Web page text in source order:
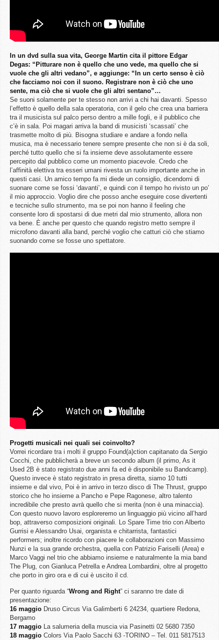
In un dvd sulla sua vita, George Martin cita il pittore Edgar
Degas: “Pitturare non è quello che uno vede, ma quello che si
vuole che gli altri vedano”, e aggiunge: “In un certo senso è ciò
che facciamo noi con il suono. Registrare non è ciò che uno
sente, ma ciò che si vuole che gli altri sentano”…
Se suoni solamente per te stesso non arrivi a chi hai davanti. Spesso
l’effetto è quello della sala operatoria, con il gelo che crea una barriera
tra il musicista sul palco perso dentro a mille fogli, e il pubblico che
c’è in sala. Poi magari arriva la band di musicisti ‘scassati’ che
trasmette molto di più. Bisogna studiare e andare a fondo nella
musica, ma è necessario tenere sempre presente che non si è da soli,
perché tutto quello che si fa insieme deve assolutamente essere
percepito dal pubblico come un momento piacevole. Credo che
l’affinità elettiva tra esseri umani rivesta un ruolo importante anche in
questi casi. Un amico tempo fa mi diede un consiglio, dicendomi di
suonare come se fossi ‘davanti’, e quindi con il tempo ho rivisto un po’
il mio approccio. Voglio dire che posso anche eseguire cose divertenti
e tecniche sullo strumento, ma se poi non hanno il feeling che
consente loro di spostarsi di due metri dal mio strumento, allora non
va bene. È anche per questo che quando registro metto sempre il
microfono davanti alla band, perché voglio che catturi ciò che stiamo
suonando come se fosse uno spettatore.
Progetti musicali nei quali sei coinvolto?
Vorrei ricordare tra i molti il gruppo Found(a)ction capitanato da Sergio
Cocchi, che pubblicherà a breve un secondo album (il primo, As it
Used 2B è stato registrato due anni fa ed è disponibile su Bandcamp).
Questo invece è stato registrato in presa diretta, siamo 10 tutti
insieme e dal vivo, Poi è in arrivo in terzo disco di The Thrust, gruppo
storico che ho insieme a Pancho e Pepe Ragonese, altro talento
incredibile che presto avrà quello che si merita (non è una minaccia).
Con questo nuovo lavoro esploreremo un linguaggio più vicino all’hard
bop, attraverso composizioni originali. Lo Spare Time trio con Alberto
Gurrisi e Alessandro Usai, organista e chitarrista, fantastici
performers; inoltre ricordo con piacere le collaborazioni con Massimo
Nunzi e la sua grande orchestra, quella con Patrizio Fariselli (Area) e
Marco Vaggi nel trio che abbiamo insieme e naturalmente la mia band
The Plug, con Gianluca Petrella e Andrea Lombardini, oltre al progetto
che porto in giro ora e di cui è uscito il cd.
Per quanto riguarda “Wrong and Right” ci saranno tre date di
presentazione:
16 maggio Druso Circus Via Galimberti 6 24234, quartiere Redona,
Bergamo
17 maggio La salumeria della muscia via Pasinetti 02 5680 7350
18 maggio Colors Via Paolo Sacchi 63 -TORINO – Tel. 011 5817513